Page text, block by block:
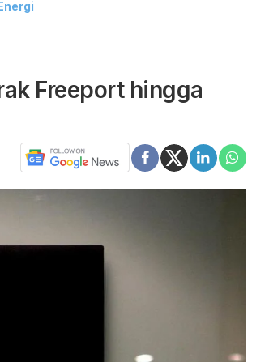
Freeport hingga